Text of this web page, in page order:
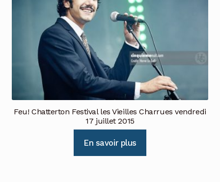
Feu! Chatterton Festival les Vieilles Charrues vendredi
17 juillet 2015
En savoir plus